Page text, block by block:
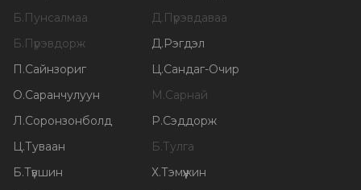
Б.Пунсалмаа Д.Пүрэвдаваа
Б.Пүрэвдорж Д.Рэгдэл
П.Сайнзориг Ц.Сандаг-Очир
О.Саранчулуун М.Сарнай
Л.Соронзонболд Р.Сэддорж
Ц.Туваан Б.Тулга
Б.Түвшин Х.Тэмүүжин